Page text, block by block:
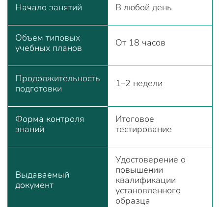
Начало занятий В любой день
Объем типовых
учебных планов
От 18 часов
Продолжительность
подготовки
1–2 недели
Форма контроля
знаний
Итоговое
тестирование
Выдаваемый
документ
Удостоверение о
повышении
квалификации
установленного
образца